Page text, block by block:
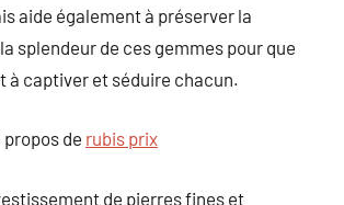
aide également à préserver la
splendeur de ces gemmes pour que
à captiver et séduire chacun.
propos de rubis prix
de pierres fines et